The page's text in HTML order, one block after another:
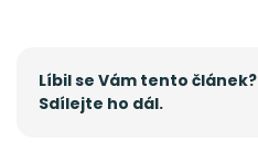
Líbil se Vám tento článek?
Sdílejte ho dál.